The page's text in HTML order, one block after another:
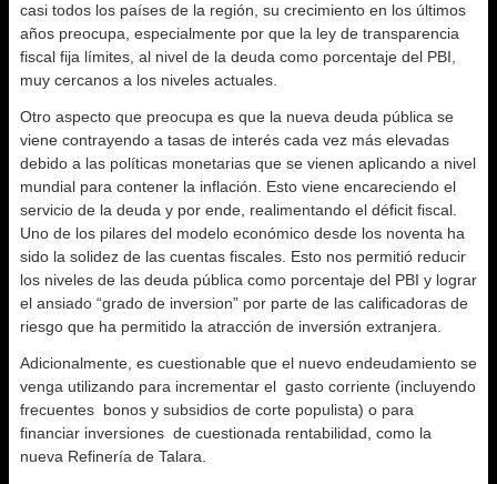
casi todos los países de la región, su crecimiento en los últimos
años preocupa, especialmente por que la ley de transparencia
fiscal fija límites, al nivel de la deuda como porcentaje del PBI,
muy cercanos a los niveles actuales.
Otro aspecto que preocupa es que la nueva deuda pública se
viene contrayendo a tasas de interés cada vez más elevadas
debido a las políticas monetarias que se vienen aplicando a nivel
mundial para contener la inflación. Esto viene encareciendo el
servicio de la deuda y por ende, realimentando el déficit fiscal.
Uno de los pilares del modelo económico desde los noventa ha
sido la solidez de las cuentas fiscales. Esto nos permitió reducir
los niveles de las deuda pública como porcentaje del PBI y lograr
el ansiado “grado de inversion” por parte de las calificadoras de
riesgo que ha permitido la atracción de inversión extranjera.
Adicionalmente, es cuestionable que el nuevo endeudamiento se
venga utilizando para incrementar el gasto corriente (incluyendo
frecuentes bonos y subsidios de corte populista) o para
financiar inversiones de cuestionada rentabilidad, como la
nueva Refinería de Talara.